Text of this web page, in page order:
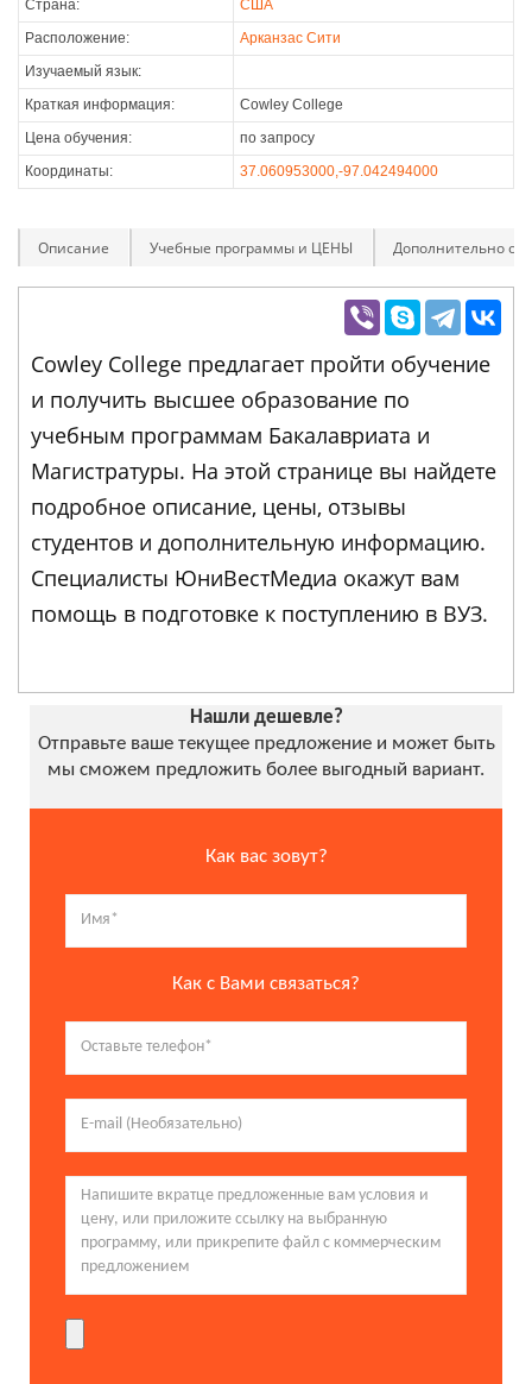
Страна:
США
Расположение:
Арканзас Сити
Изучаемый язык:
Краткая информация:
Cowley College
Цена обучения:
по запросу
Координаты:
37.060953000,-97.042494000
Описание Учебные программы и ЦЕНЫ Дополнительно
Cowley College предлагает пройти обучение
и получить высшее образование по
учебным программам Бакалавриата и
Магистратуры. На этой странице вы найдете
подробное описание, цены, отзывы
студентов и дополнительную информацию.
Специалисты ЮниВестМедиа окажут вам
помощь в подготовке к поступлению в ВУЗ.
Нашли дешевле?
Отправьте ваше текущее предложение и может быть
мы сможем предложить более выгодный вариант.
Как вас зовут?
Как с Вами связаться?